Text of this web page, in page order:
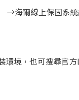
→海爾線上保固系統
境，也可搜尋官方